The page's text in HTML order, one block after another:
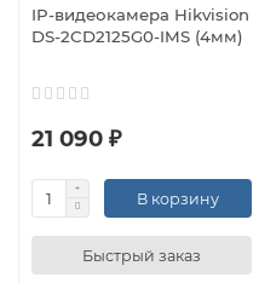
IP-видеокамера Hikvision
DS-2CD2125G0-IMS (4мм)
21 090 ₽
В корзину
Быстрый заказ